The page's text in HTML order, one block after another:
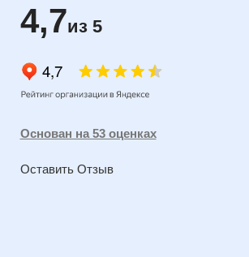
4,7из 5
Основан на 53 оценках
Оставить Отзыв